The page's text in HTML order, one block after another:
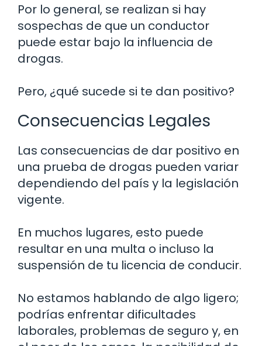
Por lo general, se realizan si hay
sospechas de que un conductor
puede estar bajo la influencia de
drogas.
Pero, ¿qué sucede si te dan positivo?
Consecuencias Legales
Las consecuencias de dar positivo en
una prueba de drogas pueden variar
dependiendo del país y la legislación
vigente.
En muchos lugares, esto puede
resultar en una multa o incluso la
suspensión de tu licencia de conducir.
No estamos hablando de algo ligero;
podrías enfrentar dificultades
laborales, problemas de seguro y, en